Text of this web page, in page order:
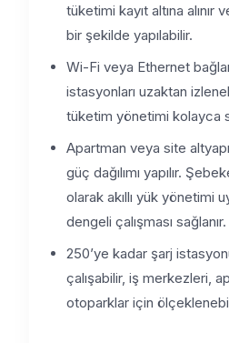
tüketimi kayıt altına alınır
bir şekilde yapılabilir.
Wi-Fi veya Ethernet
istasyonları uzaktan
tüketim yönetimi kolayca
Apartman veya site
güç dağılımı yapılır.
olarak akıllı yük yönetimi
dengeli çalışması sağlanır.
250’ye kadar şarj
çalışabilir, iş merkezleri,
otoparklar için